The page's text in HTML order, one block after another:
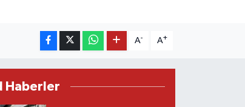
A- A+
Haberler